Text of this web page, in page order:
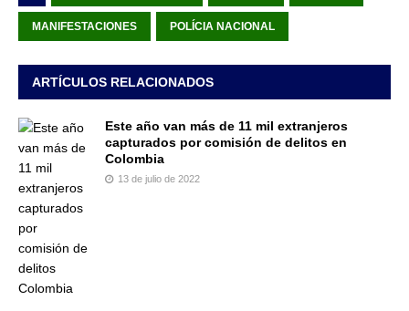
MANIFESTACIONES POLÍCIA NACIONAL
ARTÍCULOS RELACIONADOS
Este año van más de 11 mil extranjeros
capturados por comisión de delitos en
Colombia
13 de julio de 2022